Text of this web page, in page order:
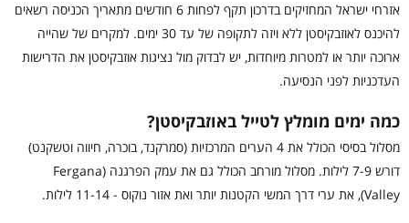
אזרחי ישראל המחזיקים בדרכון תקף לפחות 6 חודשים מתאריך הכניסה רשאים
להיכנס לאוזבקיסטן ללא ויזה לתקופה של עד 30 ימים. למקרים של שהייה
ארוכה יותר או למטרות מיוחדות, יש לבדוק מול נציגות אוזבקיסטן את הדרישות
העדכניות לפני הנסיעה.
כמה ימים מומלץ לטייל באוזבקיסטן?
מסלול בסיסי הכולל את 4 הערים המרכזיות (סמרקנד, בוכרה, חיווה וטשקנט)
דורש 7-9 לילות. מסלול מורחב הכולל גם את עמק הפרגנה (Fergana
Valley), את ערי דרך המשי הקטנות יותר ואת אזור נוקוס - 11-14 לילות.